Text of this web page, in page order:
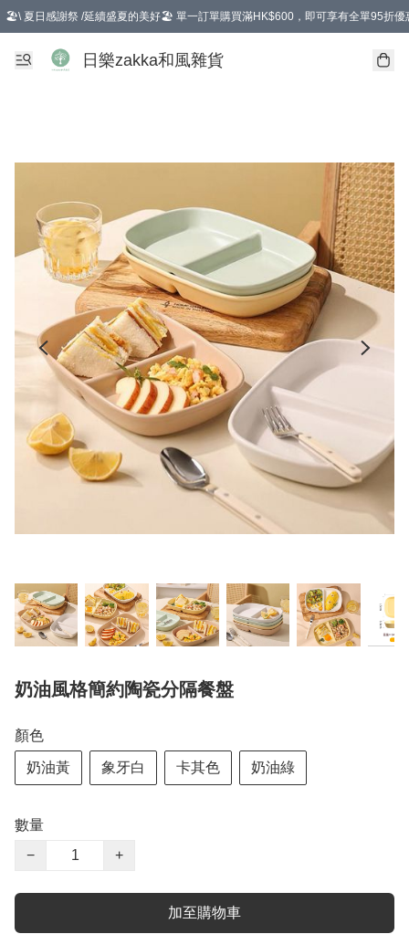
🏖️\ 夏日感謝祭 /延續盛夏的美好🏖️ 單一訂單購買滿HK$600，即可享有全單95折優
選擇GoGoX住宅/工商地址配送，單一訂單消費購物滿HK$680(折扣後），可享有
日樂zakka和風雜貨
奶油風格簡約陶瓷分隔餐盤
顏色
奶油黃 象牙白 卡其色 奶油綠
數量
−
+
加至購物車